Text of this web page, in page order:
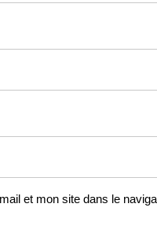
et mon site dans le